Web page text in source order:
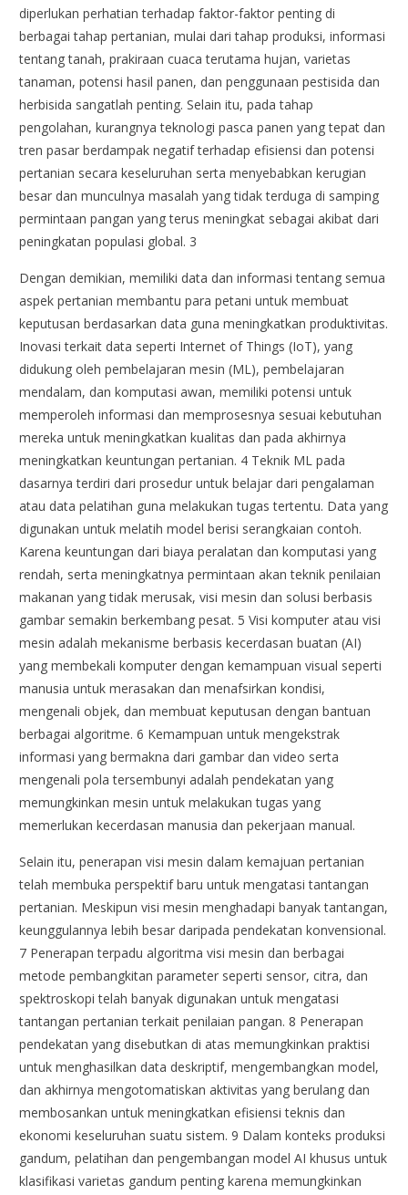
diperlukan perhatian terhadap faktor-faktor penting di
berbagai tahap pertanian, mulai dari tahap produksi, informasi
tentang tanah, prakiraan cuaca terutama hujan, varietas
tanaman, potensi hasil panen, dan penggunaan pestisida dan
herbisida sangatlah penting. Selain itu, pada tahap
pengolahan, kurangnya teknologi pasca panen yang tepat dan
tren pasar berdampak negatif terhadap efisiensi dan potensi
pertanian secara keseluruhan serta menyebabkan kerugian
besar dan munculnya masalah yang tidak terduga di samping
permintaan pangan yang terus meningkat sebagai akibat dari
peningkatan populasi global. 3
Dengan demikian, memiliki data dan informasi tentang semua
aspek pertanian membantu para petani untuk membuat
keputusan berdasarkan data guna meningkatkan produktivitas.
Inovasi terkait data seperti Internet of Things (IoT), yang
didukung oleh pembelajaran mesin (ML), pembelajaran
mendalam, dan komputasi awan, memiliki potensi untuk
memperoleh informasi dan memprosesnya sesuai kebutuhan
mereka untuk meningkatkan kualitas dan pada akhirnya
meningkatkan keuntungan pertanian. 4 Teknik ML pada
dasarnya terdiri dari prosedur untuk belajar dari pengalaman
atau data pelatihan guna melakukan tugas tertentu. Data yang
digunakan untuk melatih model berisi serangkaian contoh.
Karena keuntungan dari biaya peralatan dan komputasi yang
rendah, serta meningkatnya permintaan akan teknik penilaian
makanan yang tidak merusak, visi mesin dan solusi berbasis
gambar semakin berkembang pesat. 5 Visi komputer atau visi
mesin adalah mekanisme berbasis kecerdasan buatan (AI)
yang membekali komputer dengan kemampuan visual seperti
manusia untuk merasakan dan menafsirkan kondisi,
mengenali objek, dan membuat keputusan dengan bantuan
berbagai algoritme. 6 Kemampuan untuk mengekstrak
informasi yang bermakna dari gambar dan video serta
mengenali pola tersembunyi adalah pendekatan yang
memungkinkan mesin untuk melakukan tugas yang
memerlukan kecerdasan manusia dan pekerjaan manual.
Selain itu, penerapan visi mesin dalam kemajuan pertanian
telah membuka perspektif baru untuk mengatasi tantangan
pertanian. Meskipun visi mesin menghadapi banyak tantangan,
keunggulannya lebih besar daripada pendekatan konvensional.
7 Penerapan terpadu algoritma visi mesin dan berbagai
metode pembangkitan parameter seperti sensor, citra, dan
spektroskopi telah banyak digunakan untuk mengatasi
tantangan pertanian terkait penilaian pangan. 8 Penerapan
pendekatan yang disebutkan di atas memungkinkan praktisi
untuk menghasilkan data deskriptif, mengembangkan model,
dan akhirnya mengotomatiskan aktivitas yang berulang dan
membosankan untuk meningkatkan efisiensi teknis dan
ekonomi keseluruhan suatu sistem. 9 Dalam konteks produksi
gandum, pelatihan dan pengembangan model AI khusus untuk
klasifikasi varietas gandum penting karena memungkinkan